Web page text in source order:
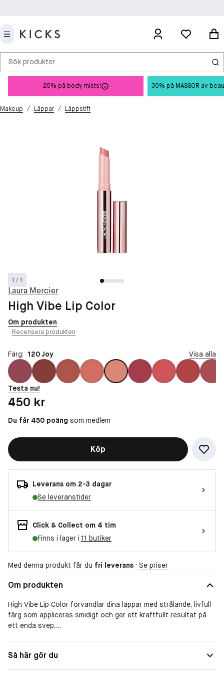
Sök produkter
25% på body mists! 30% på MASSOR av
Makeup / Läppar / Läppstift
1 / 1
Laura Mercier
High Vibe Lip Color
Om produkten
Recensera produkten
Färg: 120 Joy Visa alla
Testa nu!
Pris: 450 kr
450 kr
Du får 450 poäng som medlem
Köp
Leverans om 2-3 dagar
Se leveranstider
Click & Collect om 4 tim
Finns i lager i 11 butiker
Med denna produkt får du fri leverans · Se priser
Om produkten
High Vibe Lip Color förvandlar dina läppar med strålande, livfull
färg som appliceras smidigt och ger ett kraftfullt resultat på
ett enda svep.
• Supermättade pigment: Ger maximal färgintensitet som
Så här gör du